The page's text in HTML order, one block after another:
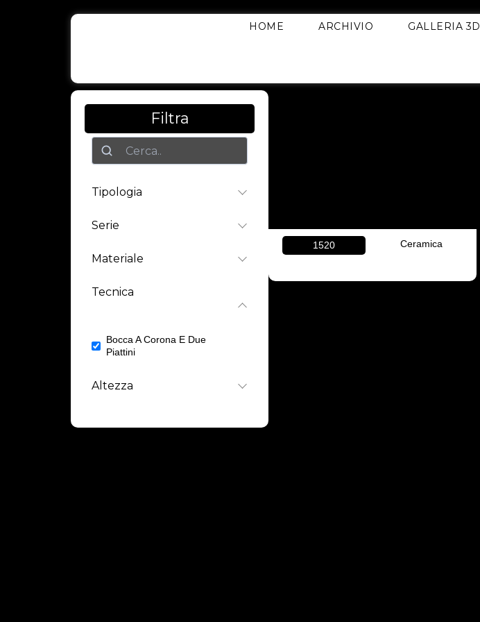
HOME ARCHIVIO GALLERIA 3D
Filtra
Ricerca
Tipologia
Serie
Materiale
Tecnica
Bocca A Corona E Due
Piattini
Altezza
1520 Ceramica